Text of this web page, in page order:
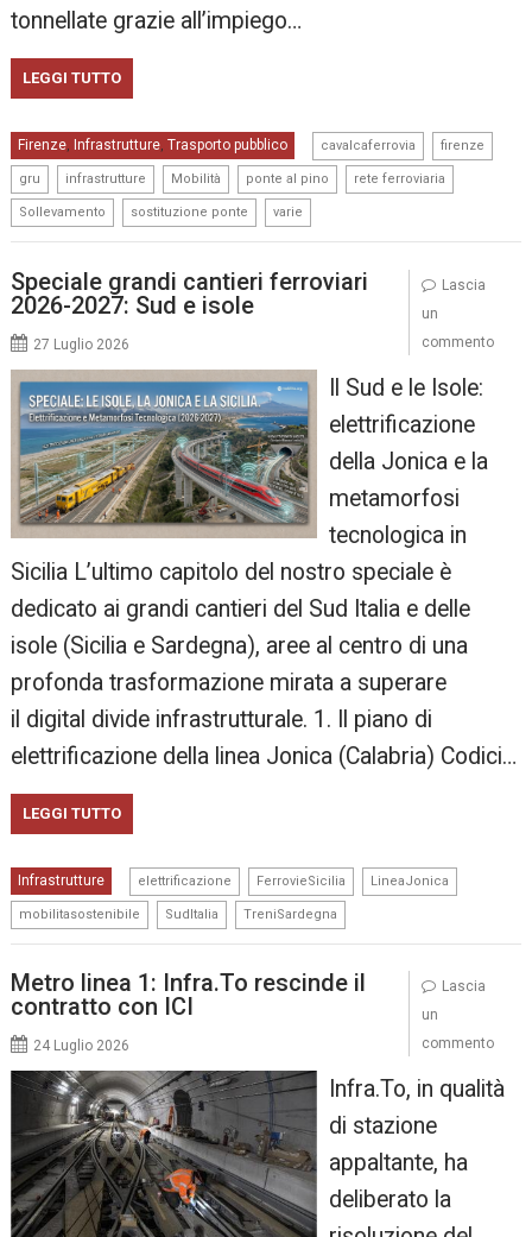
tonnellate grazie all’impiego…
LEGGI TUTTO
Firenze, Infrastrutture, Trasporto pubblico cavalcaferrovia firenze
gru infrastrutture Mobilità ponte al pino rete ferroviaria
Sollevamento sostituzione ponte varie
Speciale grandi cantieri ferroviari
2026-2027: Sud e isole
27 Luglio 2026
Il Sud e le Isole:
elettrificazione
della Jonica e la
metamorfosi
tecnologica in
Sicilia L’ultimo capitolo del nostro speciale è
dedicato ai grandi cantieri del Sud Italia e delle
isole (Sicilia e Sardegna), aree al centro di una
profonda trasformazione mirata a superare
il digital divide infrastrutturale. 1. Il piano di
elettrificazione della linea Jonica (Calabria) Codici…
LEGGI TUTTO
Infrastrutture elettrificazione FerrovieSicilia LineaJonica
mobilitasostenibile SudItalia TreniSardegna
Lascia
un
commento
Metro linea 1: Infra.To rescinde il
contratto con ICI
24 Luglio 2026
Infra.To, in qualità
di stazione
appaltante, ha
deliberato la
Lascia
un
commento